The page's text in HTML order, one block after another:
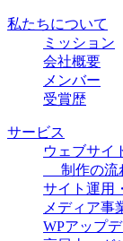
私たちについて
ミッション
会社概要
メンバー
受賞歴
サービス
ウェブサイ
制作の流
サイト運用
メディア事
WPアップ